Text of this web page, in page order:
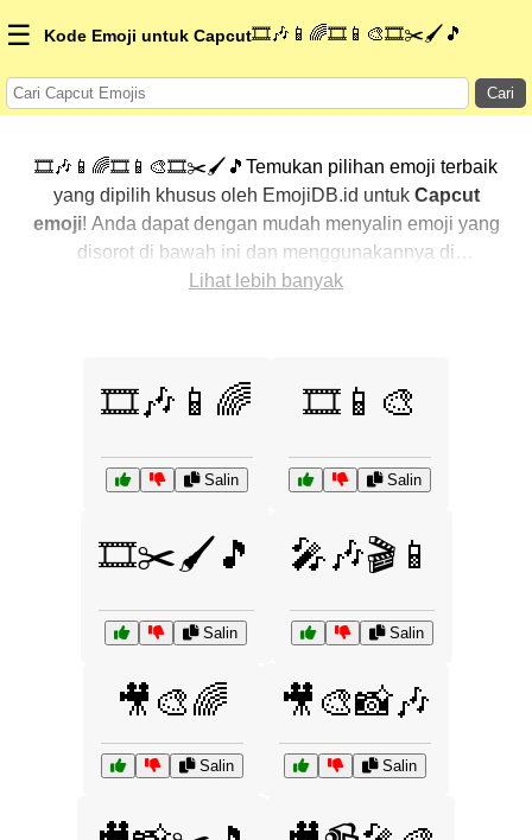
☰ Kode Emoji untuk Capcut🎞️🎶📱🌈🎞️📱🎨🎞️✂️🖌️🎵
Cari
🎞️🎶📱🌈🎞️📱🎨🎞️✂️🖌️🎵Temukan pilihan emoji terbaik
yang dipilih khusus oleh EmojiDB.id untuk Capcut
emoji! Anda dapat dengan mudah menyalin emoji yang
disorot di bawah ini dan menggunakannya di
percakapan Anda untuk menambahkan sentuhan
lainnya untuk menemukan cara baru dalam
mengekspresikan
Lihat lebih banyak
🎞️🎶📱🌈
Salin
🎞️📱🎨
Salin
🎞️✂️🖌️🎵
Salin
🎤🎶🎬📱
Salin
🎥🎨🌈
Salin
🎥🎨📸🎶
Salin